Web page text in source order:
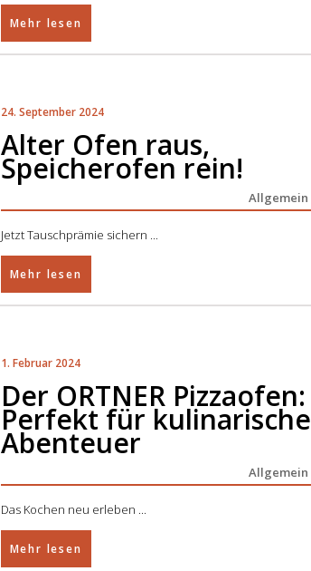
Mehr lesen
24. September 2024
Alter Ofen raus,
Speicherofen rein!
Allgemein
Jetzt Tauschprämie sichern
Mehr lesen
1. Februar 2024
Der ORTNER Pizzaofen:
Perfekt für kulinarische
Abenteuer
Allgemein
Das Kochen neu erleben
Mehr lesen